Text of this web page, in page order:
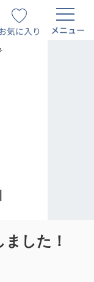
気に入り メニュー
した！